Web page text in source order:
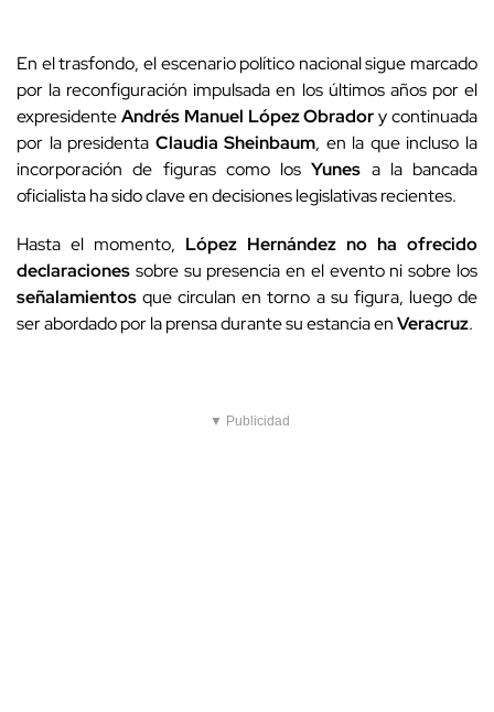
En el trasfondo, el escenario político nacional sigue marcado
por la reconfiguración impulsada en los últimos años por el
expresidenteAndrés Manuel López Obradory continuada
por la presidenta Claudia Sheinbaum, en la que incluso la
incorporación de figuras como losYunes a la bancada
oficialista ha sido clave en decisiones legislativas recientes.
Hasta el momento, López Hernández no ha ofrecido
declaraciones sobre su presencia en el evento ni sobre los
señalamientos que circulan en torno a su figura, luego de
ser abordado por la prensa durante su estancia enVeracruz.
▼ Publicidad